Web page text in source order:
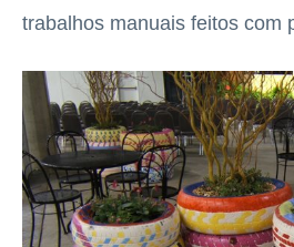
trabalhos manuais feitos com